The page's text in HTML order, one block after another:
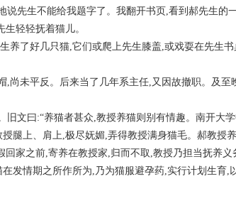
生不能给我题字了。我翻开书页,看到郝先生的
轻轻抚着猫儿。
了好几只猫,它们或爬上先生膝盖,或戏耍在先生书
未平反。后来当了几年系主任,又因故撤职。及至
曰:“养猫者甚众,教授养猫则别有情趣。南开大
腿上、肩上,极尽妩媚,弄得教授满身猫毛。郝教授
家之前,寄养在教授家,归而不取,教授乃担当抚养
发情期之所作所为,乃为猫服避孕药,实行计划生育,